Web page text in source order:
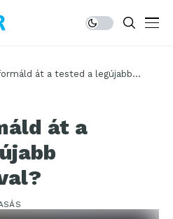
át a tested a legújabb
át a